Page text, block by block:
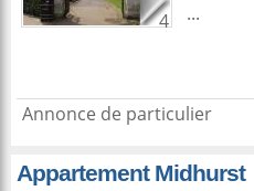
4
...
Annonce de particulier
Appartement Midhurst